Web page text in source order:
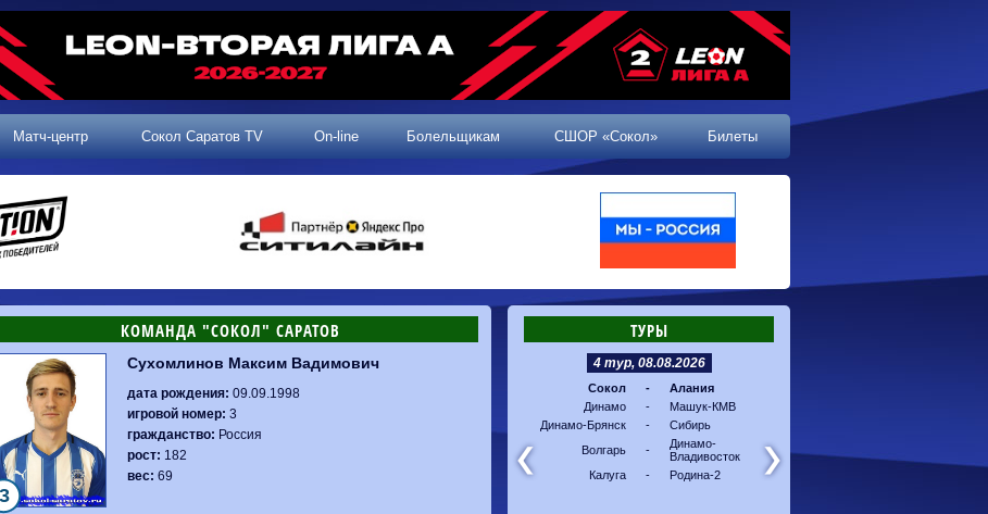
Матч-центр Сокол Саратов TV On-line Болельщикам СШОР «Сокол» Билеты
КОМАНДА "СОКОЛ" САРАТОВ
3
Сухомлинов Максим Вадимович
дата рождения: 09.09.1998
игровой номер: 3
гражданство: Россия
рост: 182
вес: 69
ТУРЫ
2 тур, 25.07.2026
Родина-2 0-0
Динамо-
Владивосток
2 тур, 26.07.2026
Сокол 0-1
Динамо
Брянск
0-4
Волгарь
1-2
Калуга
0-1 Сибирь
3 тур, 02.08.2026 4 тур, 08.08.2026
Сокол -
Алания
Динамо
-
Машук-КМВ
Динамо-Брянск
-
Сибирь
Волгарь
-
Динамо-
Владивосток
Калуга
- Родина-2
Сибирь